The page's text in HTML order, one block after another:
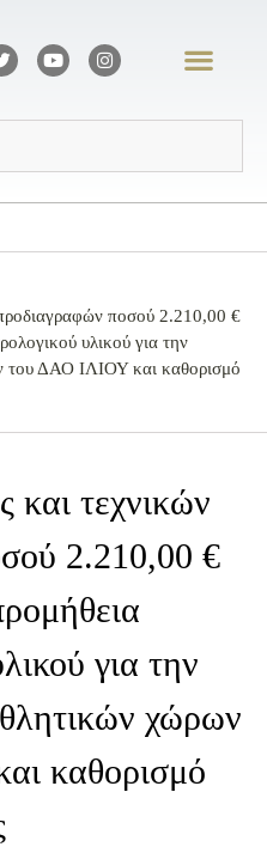
ποσού 2.210,00 €
υλικού για την
του ΔΑΟ ΙΛΙΟΥ και καθορισμό
και τεχνικών
2.210,00 €
για την
χώρων
καθορισμό